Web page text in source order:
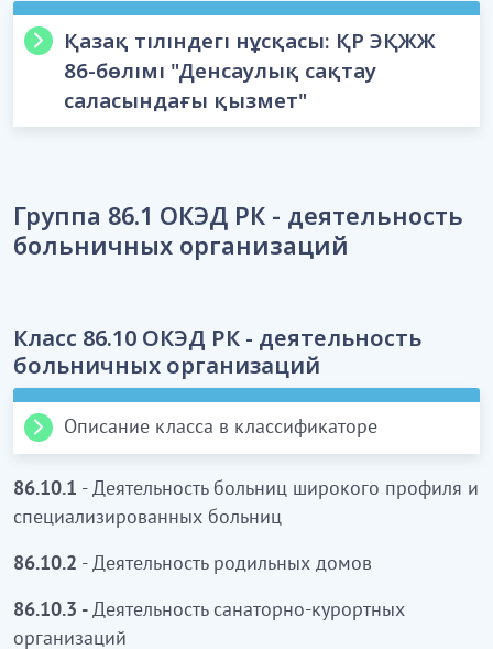
Қазақ тіліндегі нұсқасы: ҚР ЭҚЖЖ
86-бөлімі "Денсаулық сақтау
саласындағы қызмет"
сақтау саласындағы қызмет"
Бұл бөлімге пациенттердің қысқа және ұзақ
санаторийлер, емдеу-сауықтыру орындары,
психиатриялық, наркологиялық ауруханалар,
оңалту орталықтары, лепрозорилер және
медициналық көрсеткіштердің кең спектрімен
пациенттерді диагностикалауды, емдеуді, алдын
асыратын пациенттердің тұруын жағдайы бар
өзге де денсаулық сақтау мекемелерінің қызметі
кіреді.
Осы бөлімге сондай-ақ жалпы профильді
дәрігерлері (терапевттер), дәрігер-мамандар мен
Группа 86.1 ОКЭД РК - деятельность
больничных организаций
Класс 86.10 ОКЭД РК - деятельность
больничных организаций
Описание класса в классификаторе
деятельность больниц краткосрочного или
медицинскую, диагностическую и лечебную
деятельность в больницах широкого профиля
(например, республиканские, областные и
86.10.1 - Деятельность больниц широкого профиля и
специализированных больниц
86.10.2 - Деятельность родильных домов
86.10.3 - Деятельность санаторно-курортных
организаций